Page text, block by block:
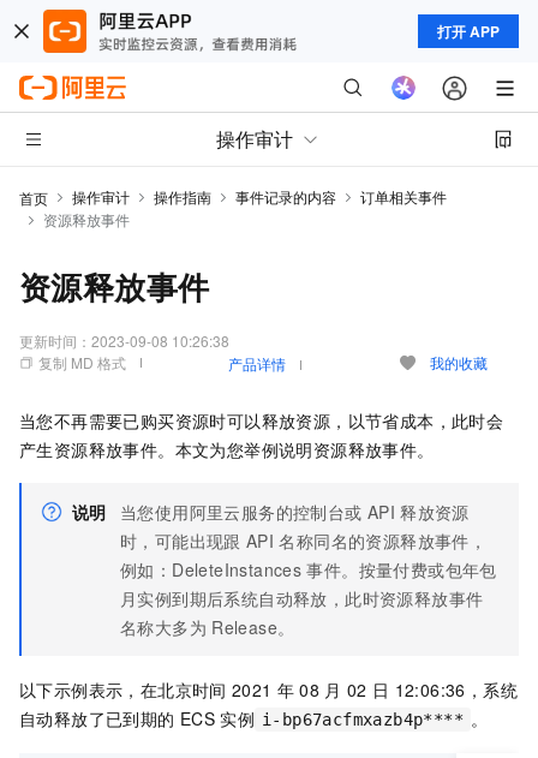
打开 APP
操作审计
首页 操作审计 操作指南 事件记录的内容
订单相关事件
资源释放事件
资源释放事件
更新时间： 2023-09-08 10:26:38
复制 MD 格式
产品详情 我的收藏
当您不再需要已购买资源时可以释放资源，以节省成本，此时会
产生资源释放事件。本文为您举例说明资源释放事件。
说明 当您使用阿里云服务的控制台或 API 释放资源
时，可能出现跟 API 名称同名的资源释放事件，
例如：DeleteInstances 事件。按量付费或包年包
月实例到期后系统自动释放，此时资源释放事件
名称大多为 Release。
以下示例表示，在北京时间 2021 年 08 月 02 日 12:06:36，系统
自动释放了已到期的 ECS 实例 i-bp67acfmxazb4p**** 。